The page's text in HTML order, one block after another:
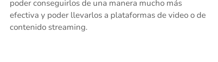
poder conseguirlos de una manera mucho más
efectiva y poder llevarlos a plataformas de video o de
contenido streaming.